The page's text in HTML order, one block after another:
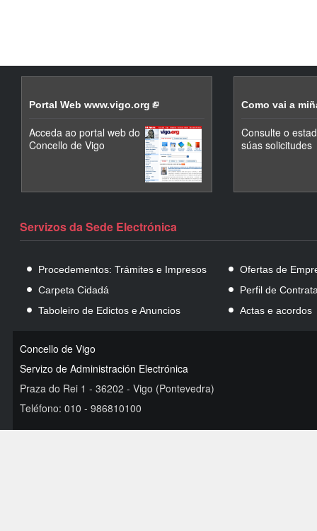
Portal Web www.vigo.org
Acceda ao portal web do
Concello de Vigo
Como vai a
Consulte o
súas solicitudes
Servizos da Sede Electrónica
Procedementos: Trámites e Impresos
Carpeta Cidadá
Taboleiro de Edictos e Anuncios
Ofertas de
Perfil de
Actas e acordos
Concello de Vigo
Servizo de Administración Electrónica
Praza do Rei 1 - 36202 - Vigo (Pontevedra)
Teléfono: 010 - 986810100